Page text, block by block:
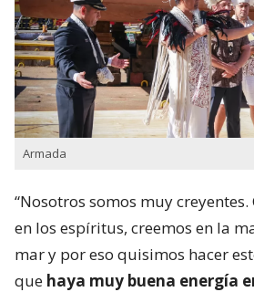
Armada
“Nosotros somos muy creyentes.
en los espíritus, creemos en la
mar y por eso quisimos hacer
que haya muy buena energía